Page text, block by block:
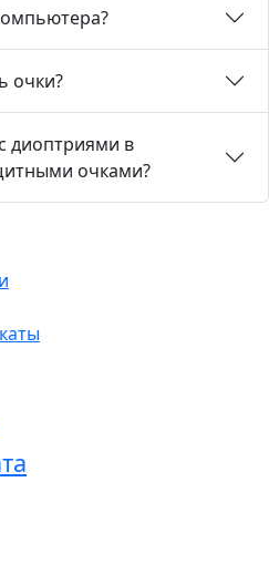
очки?
диоптриями в
очками?